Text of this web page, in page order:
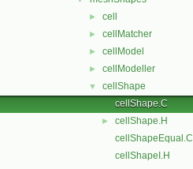
► cell
► cellMatcher
► cellModel
► cellModeller
▼
cellShape
cellShape.C
►
cellShape.H
cellShapeEqual.C
cellShapeI.H